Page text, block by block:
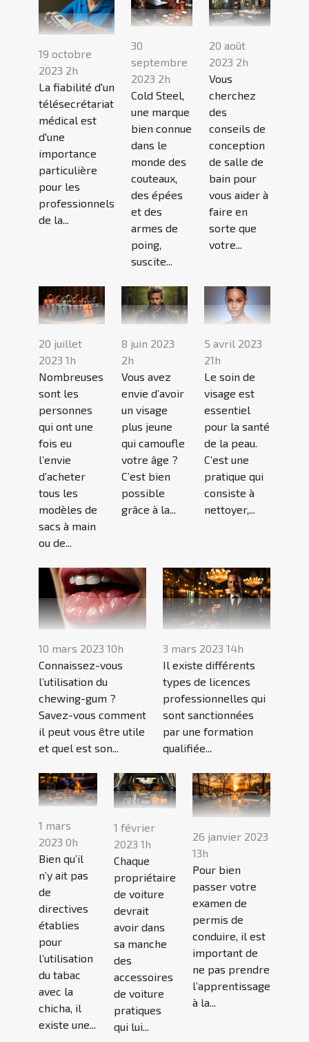
19 octobre
2023 2h
La fiabilité d'un
télésecrétariat
médical est
d'une
importance
particulière
pour les
professionnels
de la...
30
septembre
2023 2h
Cold Steel,
une marque
bien connue
dans le
monde des
couteaux,
des épées
et des
armes de
poing,
suscite...
20 août
2023 2h
Vous
cherchez
des
conseils de
conception
de salle de
bain pour
vous aider à
faire en
sorte que
votre...
20 juillet
2023 1h
Nombreuses
sont les
personnes
qui ont une
fois eu
l’envie
d’acheter
tous les
modèles de
sacs à main
ou de...
8 juin 2023
2h
Vous avez
envie d’avoir
un visage
plus jeune
qui camoufle
votre âge ?
C’est bien
possible
grâce à la...
5 avril 2023
21h
Le soin de
visage est
essentiel
pour la santé
de la peau.
C’est une
pratique qui
consiste à
nettoyer,...
10 mars 2023 10h
Connaissez-vous
l’utilisation du
chewing-gum ?
Savez-vous comment
il peut vous être utile
et quel est son...
3 mars 2023 14h
Il existe différents
types de licences
professionnelles qui
sont sanctionnées
par une formation
qualifiée...
1 mars
2023 0h
Bien qu’il
n’y ait pas
de
directives
établies
pour
l’utilisation
du tabac
avec la
chicha, il
existe une...
1 février
2023 1h
Chaque
propriétaire
de voiture
devrait
avoir dans
sa manche
des
accessoires
de voiture
pratiques
qui lui...
26 janvier 2023
13h
Pour bien
passer votre
examen de
permis de
conduire, il est
important de
ne pas prendre
l’apprentissage
à la...